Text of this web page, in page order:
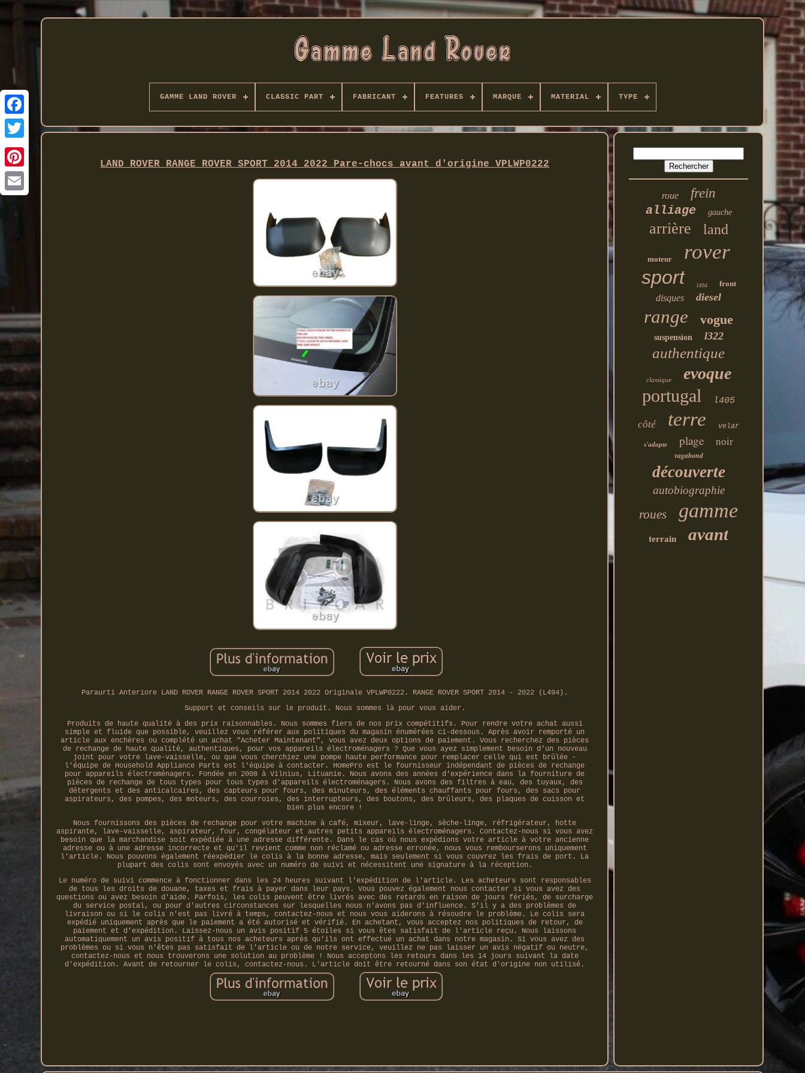
Twitter
GAMME LAND ROVER CLASSIC PART FABRICANT FEATURES MARQUE MATERIAL TYPE
LAND ROVER RANGE ROVER SPORT 2014 2022 Pare-chocs avant d'origine VPLWP0222
Paraurti Anteriore LAND ROVER RANGE ROVER SPORT 2014 2022 Originale VPLWP0222. RANGE ROVER SPORT 2014 - 2022 (L494).
Support et conseils sur le produit. Nous sommes là pour vous aider.
Produits de haute qualité à des prix raisonnables. Nous sommes fiers de nos prix compétitifs. Pour rendre votre achat aussi
simple et fluide que possible, veuillez vous référer aux politiques du magasin énumérées ci-dessous. Après avoir remporté un
article aux enchères ou complété un achat "Acheter Maintenant", vous avez deux options de paiement. Vous recherchez des pièces
de rechange de haute qualité, authentiques, pour vos appareils électroménagers ? Que vous ayez simplement besoin d'un nouveau
joint pour votre lave-vaisselle, ou que vous cherchiez une pompe haute performance pour remplacer celle qui est brûlée -
l'équipe de Household Appliance Parts est l'équipe à contacter. HomePro est le fournisseur indépendant de pièces de rechange
pour appareils électroménagers. Fondée en 2008 à Vilnius, Lituanie. Nous avons des années d'expérience dans la fourniture de
pièces de rechange de tous types pour tous types d'appareils électroménagers. Nous avons des filtres à eau, des tuyaux, des
détergents et des anticalcaires, des capteurs pour fours, des minuteurs, des éléments chauffants pour fours, des sacs pour
aspirateurs, des pompes, des moteurs, des courroies, des interrupteurs, des boutons, des brûleurs, des plaques de cuisson et
bien plus encore !
Nous fournissons des pièces de rechange pour votre machine à café, mixeur, lave-linge, sèche-linge, réfrigérateur, hotte
aspirante, lave-vaisselle, aspirateur, four, congélateur et autres petits appareils électroménagers. Contactez-nous si vous avez
besoin que la marchandise soit expédiée à une adresse différente. Dans le cas où nous expédions votre article à votre ancienne
adresse ou à une adresse incorrecte et qu'il revient comme non réclamé ou adresse erronée, nous vous rembourserons uniquement
l'article. Nous pouvons également réexpédier le colis à la bonne adresse, mais seulement si vous couvrez les frais de port. La
plupart des colis sont envoyés avec un numéro de suivi et nécessitent une signature à la réception.
Le numéro de suivi commence à fonctionner dans les 24 heures suivant l'expédition de l'article. Les acheteurs sont responsables
de tous les droits de douane, taxes et frais à payer dans leur pays. Vous pouvez également nous contacter si vous avez des
questions ou avez besoin d'aide. Parfois, les colis peuvent être livrés avec des retards en raison de jours fériés, de surcharge
du service postal, ou pour d'autres circonstances sur lesquelles nous n'avons pas d'influence. S'il y a des problèmes de
livraison ou si le colis n'est pas livré à temps, contactez-nous et nous vous aiderons à résoudre le problème. Le colis sera
expédié uniquement après que le paiement a été autorisé et vérifié. En achetant, vous acceptez nos politiques de retour, de
paiement et d'expédition. Laissez-nous un avis positif 5 étoiles si vous êtes satisfait de l'article reçu. Nous laissons
automatiquement un avis positif à tous nos acheteurs après qu'ils ont effectué un achat dans notre magasin. Si vous avez des
problèmes ou si vous n'êtes pas satisfait de l'article ou de notre service, veuillez ne pas laisser un avis négatif ou neutre,
contactez-nous et nous trouverons une solution au problème ! Nous acceptons les retours dans les 14 jours suivant la date
d'expédition. Avant de retourner le colis, contactez-nous. L'article doit être retourné dans son état d'origine non utilisé.
roue frein
alliage gauche
arrière land
moteur rover
sport l494 front
disques diesel
range vogue
suspension l322
authentique
classique evoque
portugal l405
côté terre velar
s'adapte plage noir
vagabond
découverte
autobiographie
roues gamme
terrain avant